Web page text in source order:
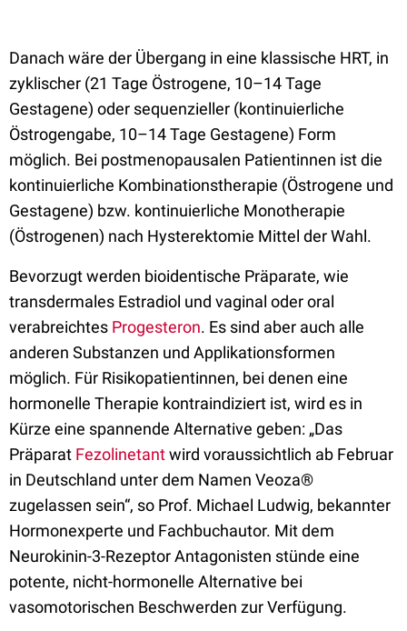
Danach wäre der Übergang in eine klassische HRT, in
zyklischer (21 Tage Östrogene, 10–14 Tage
Gestagene) oder sequenzieller (kontinuierliche
Östrogengabe, 10–14 Tage Gestagene) Form
möglich. Bei postmenopausalen Patientinnen ist die
kontinuierliche Kombinationstherapie (Östrogene und
Gestagene) bzw. kontinuierliche Monotherapie
(Östrogenen) nach Hysterektomie Mittel der Wahl.
Bevorzugt werden bioidentische Präparate, wie
transdermales Estradiol und vaginal oder oral
verabreichtes Progesteron. Es sind aber auch alle
anderen Substanzen und Applikationsformen
möglich. Für Risikopatientinnen, bei denen eine
hormonelle Therapie kontraindiziert ist, wird es in
Kürze eine spannende Alternative geben: „Das
Präparat Fezolinetantwird voraussichtlich ab Februar
in Deutschland unter dem Namen Veoza®
zugelassen sein“, so Prof. Michael Ludwig, bekannter
Hormonexperte und Fachbuchautor. Mit dem
Neurokinin-3-Rezeptor Antagonisten stünde eine
potente, nicht-hormonelle Alternative bei
vasomotorischen Beschwerden zur Verfügung.